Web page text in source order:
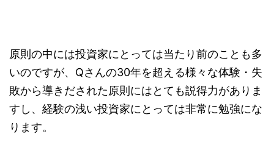
原則の中には投資家にとっては当たり前のことも多
いのですが、Qさんの30年を超える様々な体験・失
敗から導きだされた原則にはとても説得力がありま
すし、経験の浅い投資家にとっては非常に勉強にな
ります。